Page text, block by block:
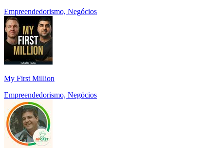
Empreendedorismo, Negócios
My First Million
Empreendedorismo, Negócios